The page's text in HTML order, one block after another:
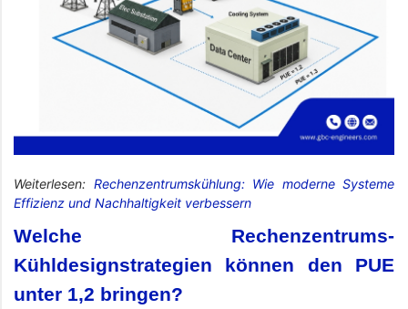
Weiterlesen: Rechenzentrumskühlung: Wie moderne Systeme
Effizienz und Nachhaltigkeit verbessern
Welche Rechenzentrums-
Kühldesignstrategien können den PUE
unter 1,2 bringen?